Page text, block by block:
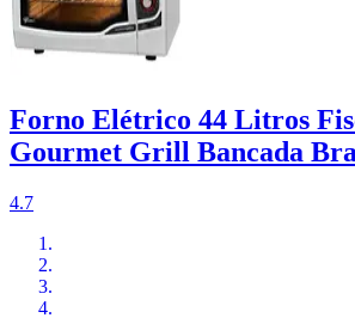
Forno Elétrico 44 Litros
Gourmet Grill Bancada
4.7